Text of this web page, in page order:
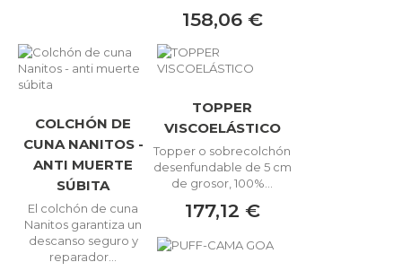
158,06 €
COLCHÓN DE
CUNA NANITOS -
ANTI MUERTE
SÚBITA
El colchón de cuna
Nanitos garantiza un
descanso seguro y
reparador...
TOPPER
VISCOELÁSTICO
Topper o sobrecolchón
desenfundable de 5 cm
de grosor, 100%...
177,12 €